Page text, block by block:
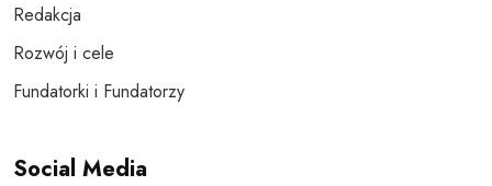
Redakcja
Rozwój i cele
Fundatorki i Fundatorzy
Social Media